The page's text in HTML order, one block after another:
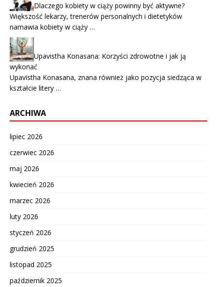
Dlaczego kobiety w ciąży powinny być aktywne?
Większość lekarzy, trenerów personalnych i dietetyków
namawia kobiety w ciąży …
Upavistha Konasana: Korzyści zdrowotne i jak ją
wykonać
Upavistha Konasana, znana również jako pozycja siedząca w
kształcie litery …
ARCHIWA
lipiec 2026
czerwiec 2026
maj 2026
kwiecień 2026
marzec 2026
luty 2026
styczeń 2026
grudzień 2025
listopad 2025
październik 2025